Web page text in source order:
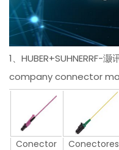
1、HUBER+SUHNERRF-灏
company connector
Conector
Conectores